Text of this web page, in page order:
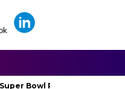
Bowl Performances, New